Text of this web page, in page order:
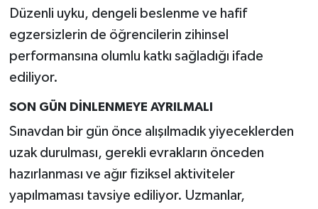
Düzenli uyku, dengeli beslenme ve hafif
egzersizlerin de öğrencilerin zihinsel
performansına olumlu katkı sağladığı ifade
ediliyor.
SON GÜN DİNLENMEYE AYRILMALI
Sınavdan bir gün önce alışılmadık yiyeceklerden
uzak durulması, gerekli evrakların önceden
hazırlanması ve ağır fiziksel aktiviteler
yapılmaması tavsiye ediliyor. Uzmanlar,